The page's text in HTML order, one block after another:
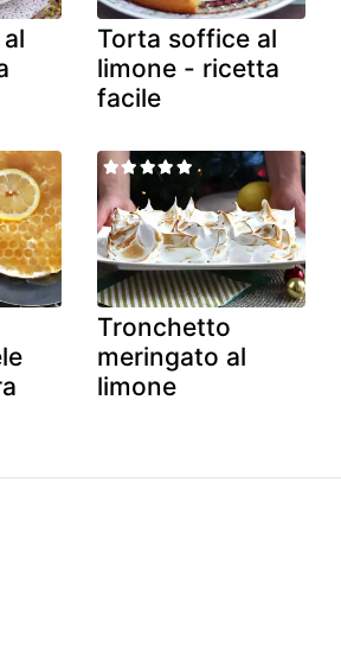
Torta soffice al
limone - ricetta
facile
Tronchetto
meringato al
limone